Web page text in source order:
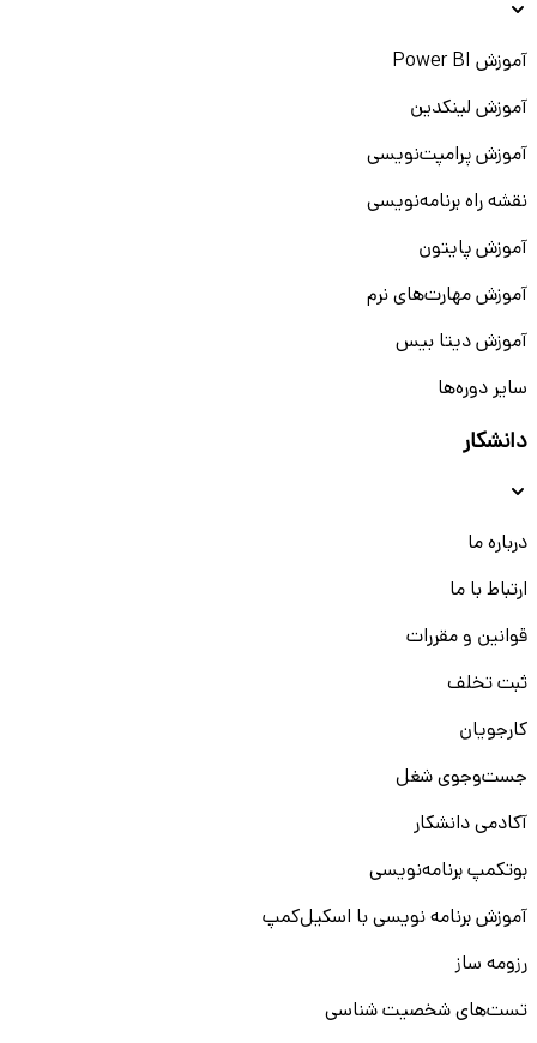
آموزش Power BI
آموزش لینکدین
آموزش پرامپت‌نویسی
نقشه راه برنامه‌نویسی
آموزش پایتون
آموزش مهارت‌های نرم
آموزش دیتا بیس
سایر دوره‌ها
دانشکار
درباره ما
ارتباط با ما
قوانین و مقررات
ثبت تخلف
کارجویان
جست‌و‌جوی شغل
آکادمی دانشکار
بوتکمپ برنامه‌نویسی
آموزش برنامه نویسی با اسکیل‌کمپ
رزومه ساز
تست‌های شخصیت شناسی